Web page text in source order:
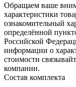
Обращаем ваше
характеристики
ознакомительный
определённой
Российской
информации о
стоимости
компании.
Состав комплекта